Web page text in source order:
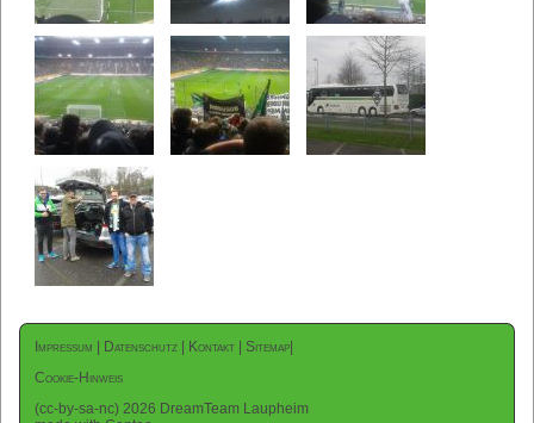
Impressum Datenschutz Kontakt Sitemap
Cookie-Hinweis
(cc-by-sa-nc) 2026 DreamTeam Laupheim